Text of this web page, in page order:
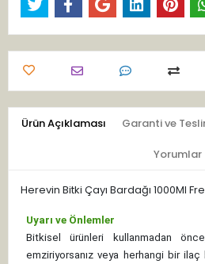
Ürün Açıklaması Garanti ve
Yorumlar
Herevin Bitki Çayı Bardağı 1000Ml
Uyarı ve Önlemler
Bitkisel ürünleri kullanmadan
emziriyorsanız veya herhangi bir ilaç